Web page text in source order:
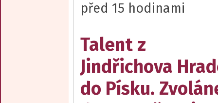
před 15 hodinami
Talent z
Jindřichova
do Písku.